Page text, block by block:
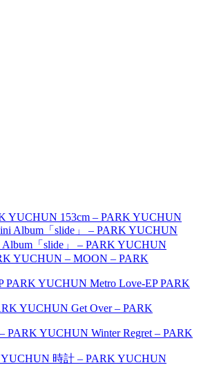
153cm – PARK YUCHUN
「slide」 – PARK YUCHUN
MOON – PARK
Metro Love-EP PARK
Get Over – PARK
Winter Regret – PARK
時計 – PARK YUCHUN